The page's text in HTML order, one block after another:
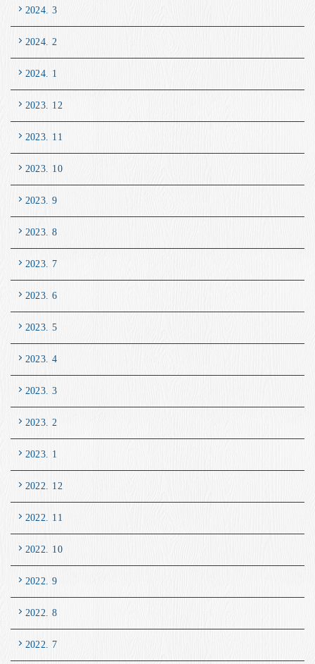
2024. 3
2024. 2
2024. 1
2023. 12
2023. 11
2023. 10
2023. 9
2023. 8
2023. 7
2023. 6
2023. 5
2023. 4
2023. 3
2023. 2
2023. 1
2022. 12
2022. 11
2022. 10
2022. 9
2022. 8
2022. 7